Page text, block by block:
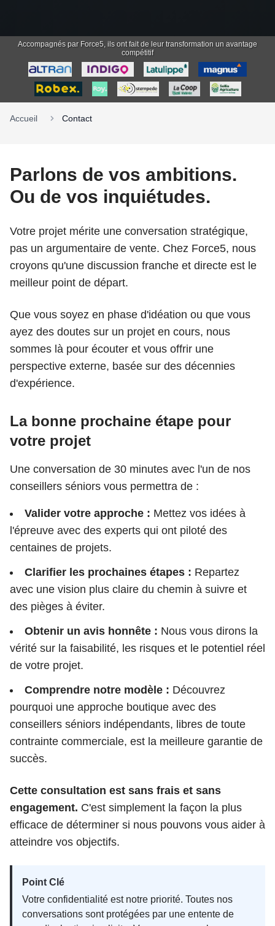
Accompagnés par Force5, ils ont fait de leur transformation un avantage
compétitif
Accueil Contact
Parlons de vos ambitions.
Ou de vos inquiétudes.
Votre projet mérite une conversation stratégique,
pas un argumentaire de vente. Chez Force5, nous
croyons qu'une discussion franche et directe est le
meilleur point de départ.
Que vous soyez en phase d'idéation ou que vous
ayez des doutes sur un projet en cours, nous
sommes là pour écouter et vous offrir une
perspective externe, basée sur des décennies
d'expérience.
La bonne prochaine étape pour
votre projet
Une conversation de 30 minutes avec l'un de nos
conseillers séniors vous permettra de :
Valider votre approche : Mettez vos idées à
l'épreuve avec des experts qui ont piloté des
centaines de projets.
Clarifier les prochaines étapes : Repartez
avec une vision plus claire du chemin à suivre et
des pièges à éviter.
Obtenir un avis honnête : Nous vous dirons la
vérité sur la faisabilité, les risques et le potentiel réel
de votre projet.
Comprendre notre modèle : Découvrez
pourquoi une approche boutique avec des
conseillers séniors indépendants, libres de toute
contrainte commerciale, est la meilleure garantie de
succès.
Cette consultation est sans frais et sans
engagement. C'est simplement la façon la plus
efficace de déterminer si nous pouvons vous aider à
atteindre vos objectifs.
Point Clé
Votre confidentialité est notre priorité. Toutes nos
conversations sont protégées par une entente de